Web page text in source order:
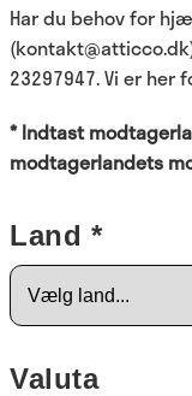
Har du behov for
23297947. Vi er her
* Indtast
modtagerlandets
Land *
Valuta